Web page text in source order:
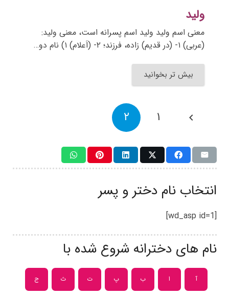
ولید
معنی اسم ولید ولید اسم پسرانه است، معنی ولید:
(عربی) ۱- (در قدیم) زاده، فرزند؛ ۲- (اَعلام) ۱) نام دو…
بیش تر بخوانید
۱ ۲
انتخاب نام دختر و پسر
[wd_asp id=1]
نام های دخترانه شروع شده با
آ ا ب پ ت ث ج